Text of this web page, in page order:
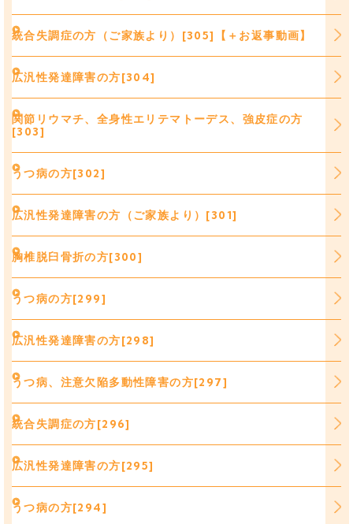
統合失調症の方（ご家族より）[305]【＋お返事動画】
広汎性発達障害の方[304]
関節リウマチ、全身性エリテマトーデス、強皮症の方
[303]
うつ病の方[302]
広汎性発達障害の方（ご家族より）[301]
胸椎脱臼骨折の方[300]
うつ病の方[299]
広汎性発達障害の方[298]
うつ病、注意欠陥多動性障害の方[297]
統合失調症の方[296]
広汎性発達障害の方[295]
うつ病の方[294]